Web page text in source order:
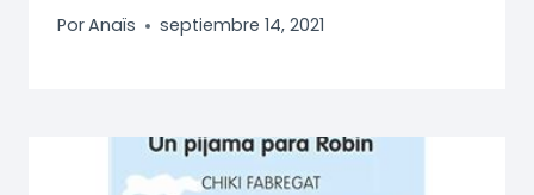
PorAnaïs septiembre 14, 2021